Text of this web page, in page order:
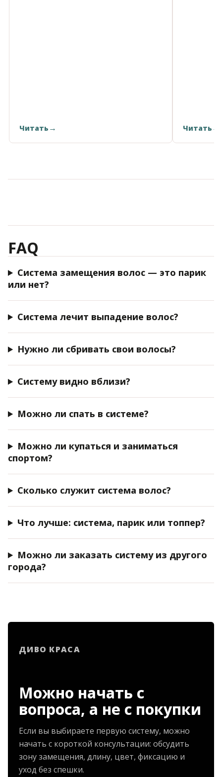
Читать Читать
FAQ
Система замещения волос — это парик
или нет?
Система лечит выпадение волос?
Нужно ли сбривать свои волосы?
Систему видно вблизи?
Можно ли спать в системе?
Можно ли купаться и заниматься
спортом?
Сколько служит система волос?
Что лучше: система, парик или топпер?
Можно ли заказать систему из другого
города?
ДИВО КРАСА
Можно начать с
вопроса, а не с покупки
Если вы выбираете первую систему, можно
начать с короткой консультации: обсудить
зону замещения, длину, цвет, фиксацию и
уход без спешки.